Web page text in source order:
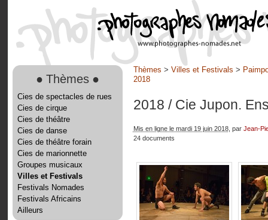
● Thèmes ●
Cies de spectacles de rues
Cies de cirque
Cies de théâtre
Cies de danse
Cies de théâtre forain
Cies de marionnette
Groupes musicaux
Villes et Festivals
Festivals Nomades
Festivals Africains
Ailleurs
Thèmes > Villes et Festivals >
2018
2018 / Cie Jupon.
Mis en ligne le mardi 19 juin 2018, par Jean-
24 documents